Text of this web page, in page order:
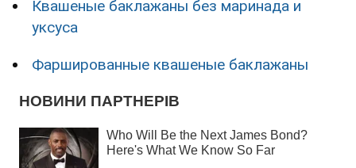
Квашеные баклажаны без маринада и
уксуса
Фаршированные квашеные баклажаны